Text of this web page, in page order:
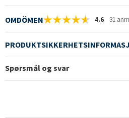
Soft har også et mer luksuriøst
blomstermønster.
klare, testet vi først grundig om de
var fordi dette var vårt viktigste
Noesel fra Thetford.
OMDÖMEN 4.6 31
Spørsmål og svar